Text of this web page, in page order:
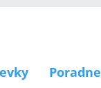
Poradne